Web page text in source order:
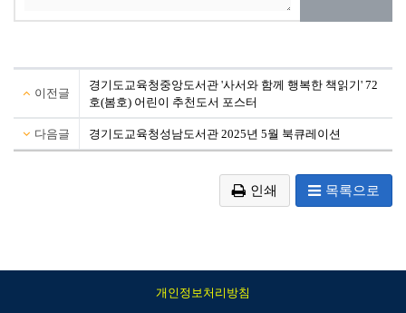
이전글
경기도교육청중앙도서관 '사서와 함께 행복한 책읽기' 72
호(봄호) 어린이 추천도서 포스터
다음글 경기도교육청성남도서관 2025년 5월 북큐레이션
인쇄 목록으로
개인정보처리방침